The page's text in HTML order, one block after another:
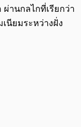
านกลไกที่เรียกว่า
เนียมระหว่างฝั่ง